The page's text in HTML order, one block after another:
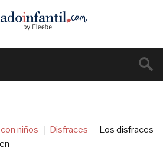
niños Disfraces
Los disfraces